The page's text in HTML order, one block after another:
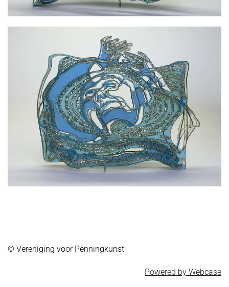
© Vereniging voor Penningkunst
Powered by Webcase